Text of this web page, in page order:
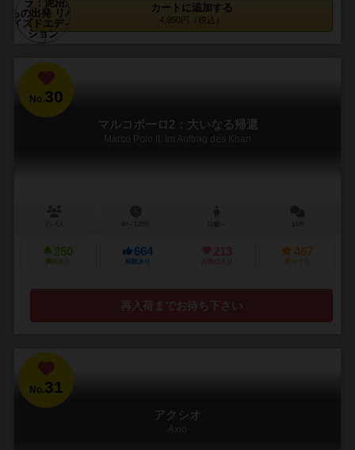
カートに追加する
4,950円（税込）
No.30
マルコポーロ2：大いなる帰還
Marco Polo II: Im Auftrag des Khan
250
興味あり
664
経験あり
213
お気に入り
467
持ってる
再入荷までお待ち下さい
No.31
アクシオ
Axio